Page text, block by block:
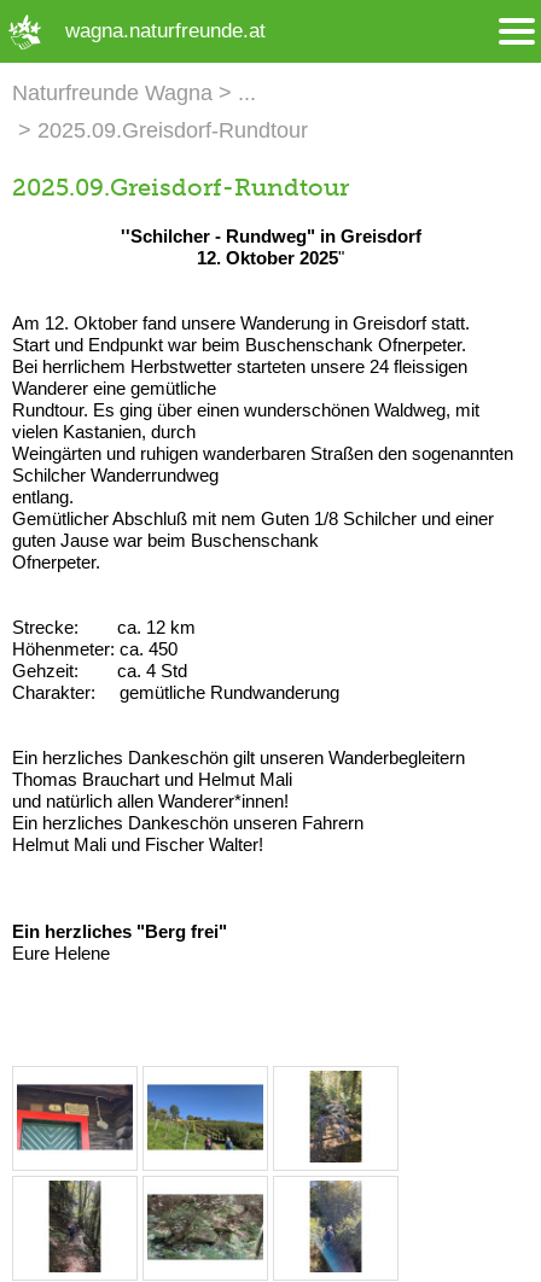
wagna.naturfreunde.at
Naturfreunde Wagna
2025.09.Greisdorf-Rundtour
2025.09.Greisdorf-Rundtour
''Schilcher - Rundweg" in Greisdorf
12. Oktober 2025"
Am 12. Oktober fand unsere Wanderung in Greisdorf statt.
Start und Endpunkt war beim Buschenschank Ofnerpeter.
Bei herrlichem Herbstwetter starteten unsere 24 fleissigen
Wanderer eine gemütliche
Rundtour. Es ging über einen wunderschönen Waldweg, mit
vielen Kastanien, durch
Weingärten und ruhigen wanderbaren Straßen den sogenannten
Schilcher Wanderrundweg
entlang.
Gemütlicher Abschluß mit nem Guten 1/8 Schilcher und einer
guten Jause war beim Buschenschank
Ofnerpeter.
Strecke: ca. 12 km
Höhenmeter: ca. 450
Gehzeit: ca. 4 Std
Charakter: gemütliche Rundwanderung
Ein herzliches Dankeschön gilt unseren Wanderbegleitern
Thomas Brauchart und Helmut Mali
und natürlich allen Wanderer*innen!
Ein herzliches Dankeschön unseren Fahrern
Helmut Mali und Fischer Walter!
Ein herzliches "Berg frei"
Eure Helene